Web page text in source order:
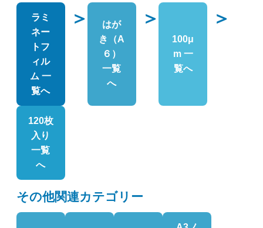
ラミ
ネー
トフ
ィル
ム 一
覧へ
＞
はが
き（A
６）
一覧
へ
＞
100μ
m 一
覧へ
＞
120枚
入り
一覧
へ
その他関連カテゴリー